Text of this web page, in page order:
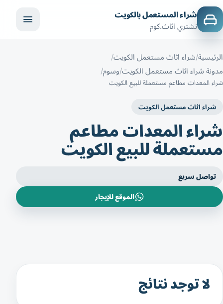
شراء المستعمل بالكويت
نشتري اثاث.كوم
الرئيسية شراء اثاث مستعمل الكويت
مدونة شراء اثاث مستعمل الكويت وسوم
شراء المعدات مطاعم مستعملة للبيع الكويت
شراء اثاث مستعمل الكويت
شراء المعدات مطاعم
مستعملة للبيع الكويت
تواصل سريع
الموقع للإيجار
لا توجد نتائج